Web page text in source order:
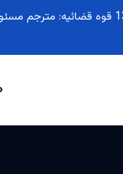
دارالترجمه رسمی آلپ: با کد 1386 قوه